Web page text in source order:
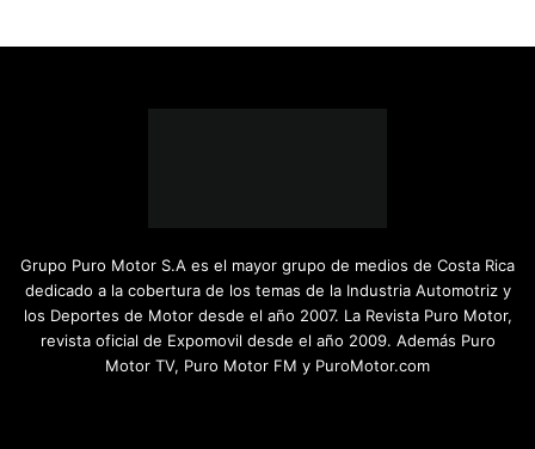
Grupo Puro Motor S.A es el mayor grupo de medios de Costa Rica
dedicado a la cobertura de los temas de la Industria Automotriz y
los Deportes de Motor desde el año 2007. La Revista Puro Motor,
revista oficial de Expomovil desde el año 2009. Además Puro
Motor TV, Puro Motor FM y PuroMotor.com